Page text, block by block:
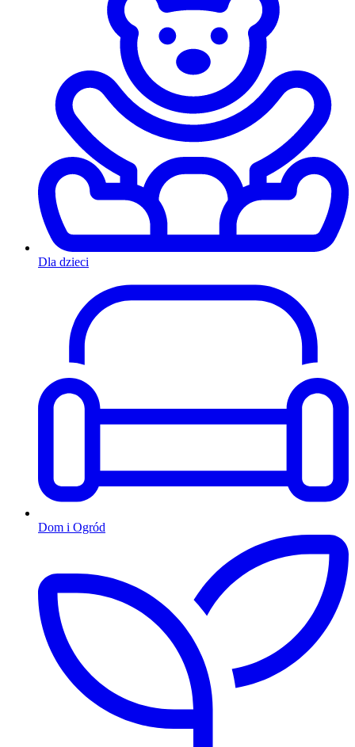
Dla dzieci
Dom i Ogród